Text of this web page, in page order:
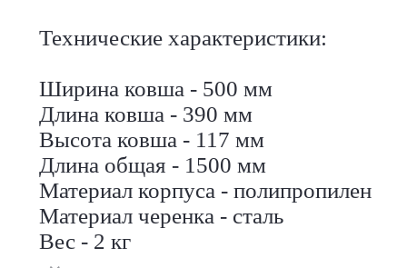
Технические характеристики:
Ширина ковша - 500 мм
Длина ковша - 390 мм
Высота ковша - 117 мм
Длина общая - 1500 мм
Материал корпуса - полипропилен
Материал черенка - сталь
Вес - 2 кг